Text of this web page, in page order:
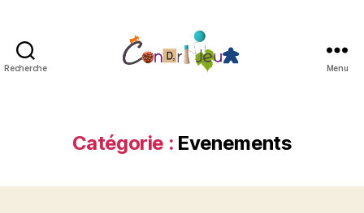
Recherche Menu
Catégorie : Evenements